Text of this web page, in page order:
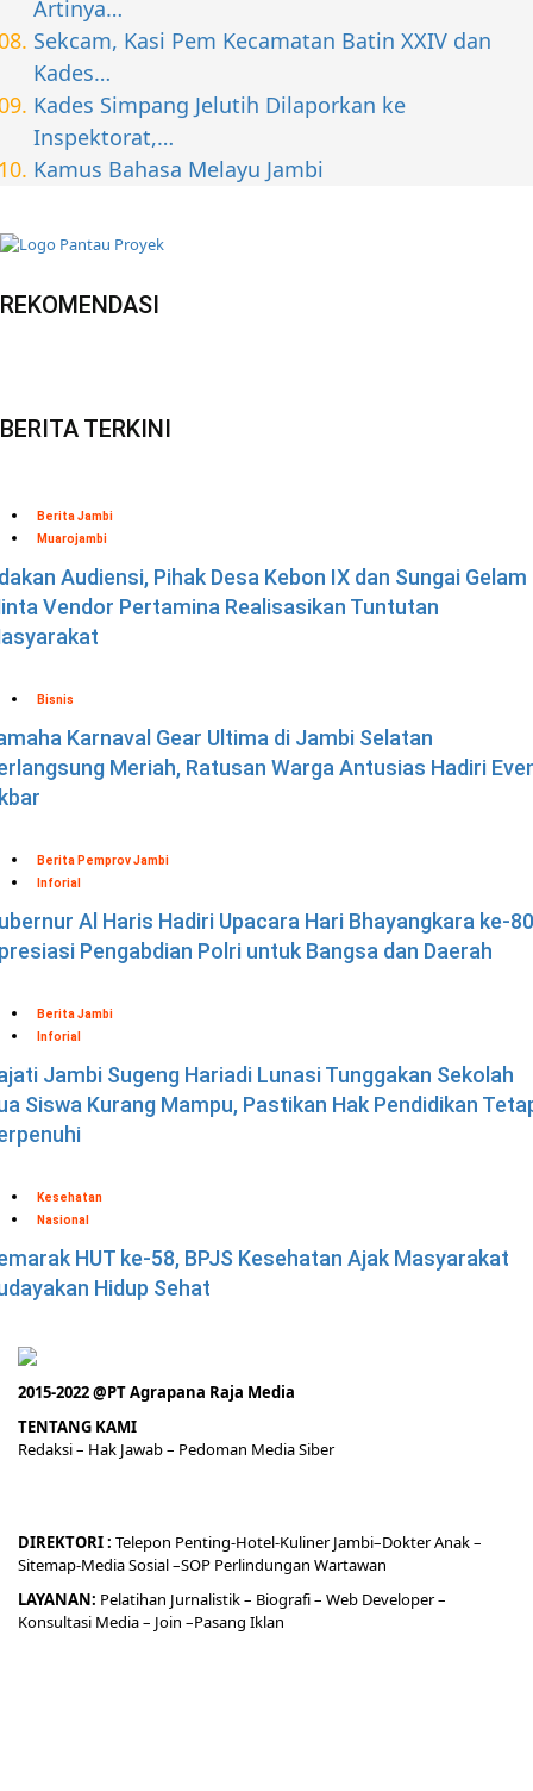
Artinya…
Sekcam, Kasi Pem Kecamatan Batin XXIV dan
Kades…
Kades Simpang Jelutih Dilaporkan ke
Inspektorat,…
Kamus Bahasa Melayu Jambi
REKOMENDASI
BERITA TERKINI
Berita Jambi
Muarojambi
Audiensi, Pihak Desa Kebon IX dan Sungai Gelam
Vendor Pertamina Realisasikan Tuntutan
Bisnis
Karnaval Gear Ultima di Jambi Selatan
Meriah, Ratusan Warga Antusias Hadiri
Berita Pemprov Jambi
Inforial
Al Haris Hadiri Upacara Hari Bhayangkara ke-
Pengabdian Polri untuk Bangsa dan Daerah
Berita Jambi
Inforial
Jambi Sugeng Hariadi Lunasi Tunggakan Sekolah
Siswa Kurang Mampu, Pastikan Hak Pendidikan
Kesehatan
Nasional
HUT ke-58, BPJS Kesehatan Ajak Masyarakat
Hidup Sehat
2015-2022 @PT Agrapana Raja Media
TENTANG KAMI
Redaksi– Hak Jawab – Pedoman Media Siber
DIREKTORI: Telepon Penting-Hotel-KulinerJambi–DokterAnak –
Sitemap-Media Sosial –SOP Perlindungan Wartawan
LAYANAN: Pelatihan Jurnalistik – Biografi– Web Developer–
Konsultasi Media– Join –Pasang Iklan